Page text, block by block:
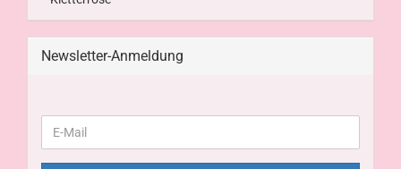
Newsletter-Anmeldung